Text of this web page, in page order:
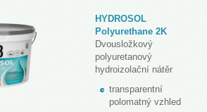
HYDROSOL
Polyurethane 2K
Dvousložkový
polyuretanový
hydroizolační nátěr
transparentní
polomatný vzhled